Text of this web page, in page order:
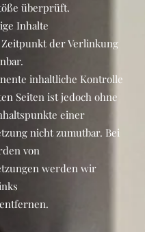
überprüft.
Inhalte
der Verlinkung
inhaltliche Kontrolle
Seiten ist jedoch ohne
einer
nicht zumutbar. Bei
von
werden wir